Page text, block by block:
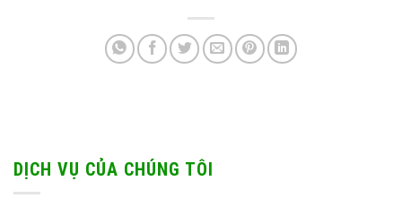
DỊCH VỤ CỦA CHÚNG TÔI